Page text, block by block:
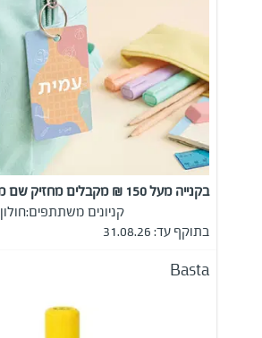
בקנייה מעל 150 ₪ מקבלים מחזיק שם מעוצב במתנה
קניונים משתתפים:חולון
בתוקף עד: 31.08.26
Basta